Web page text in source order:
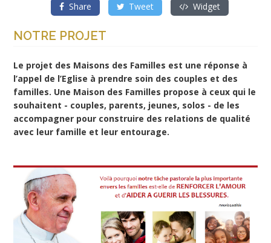
Share Tweet Widget
NOTRE PROJET
Le projet des Maisons des Familles est une réponse à
l’appel de l’Eglise à prendre soin des couples et des
familles. Une Maison des Familles propose à ceux qui le
souhaitent - couples, parents, jeunes, solos - de les
accompagner pour construire des relations de qualité
avec leur famille et leur entourage.